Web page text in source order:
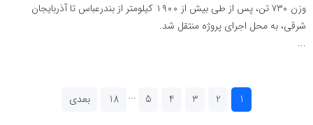
وزن ۷۳۰ تن، پس از طی بیش از ۱۹۰۰ کیلومتر از بندرعباس تا آذربایجان
شرقی، به محل اجرای پروژه منتقل شد.
...
1
2
3
4
5
...
18 بعدی